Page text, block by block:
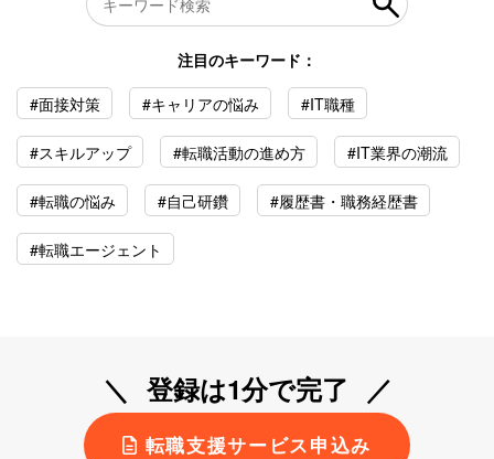
注目のキーワード：
#面接対策
#キャリアの悩み #IT職種
#スキルアップ #転職活動の進め方 #IT業界の潮流
#転職の悩み #自己研鑽 #履歴書・職務経歴書
#転職エージェント
登録は1分で完了
転職支援サービス申込み